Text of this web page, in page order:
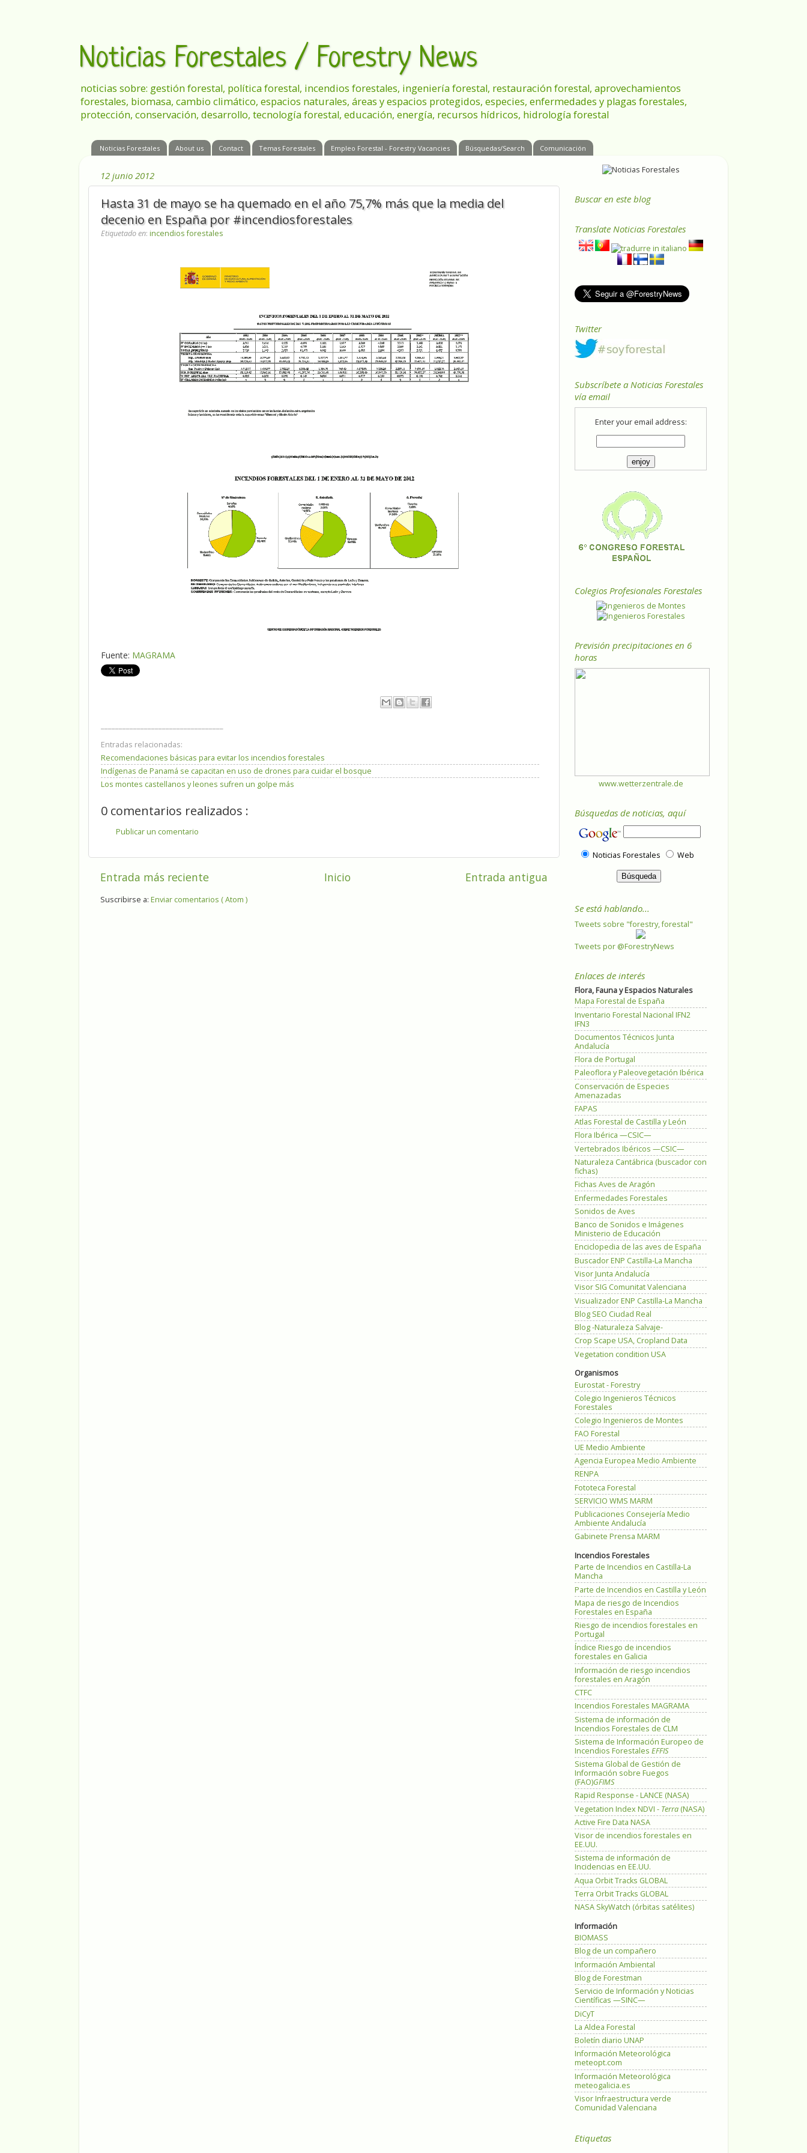
Noticias Forestales / Forestry News
noticias sobre: gestión forestal, política forestal, incendios forestales, ingeniería forestal, restauración forestal, aprovechamientos
forestales, biomasa, cambio climático, espacios naturales, áreas y espacios protegidos, especies, enfermedades y plagas forestales,
protección, conservación, desarrollo, tecnología forestal, educación, energía, recursos hídricos, hidrología forestal
Noticias Forestales About us Contact Temas Forestales Empleo Forestal - Forestry Vacancies Búsquedas/Search Comunicación
12 junio 2012
Hasta 31 de mayo se ha quemado en el año 75,7% más que la media del
decenio en España por #incendiosforestales
Etiquetado en: incendios forestales
Fuente: MAGRAMA
Entradas relacionadas:
Recomendaciones básicas para evitar los incendios forestales
Indígenas de Panamá se capacitan en uso de drones para cuidar el bosque
Los montes castellanos y leones sufren un golpe más
0 comentarios realizados :
Publicar un comentario
Entrada más reciente Entrada antigua
Inicio
Suscribirse a: Enviar comentarios ( Atom )
Buscar en este blog
Translate Noticias Forestales
Twitter
Subscríbete a Noticias Forestales
vía email
Enter your email address:
Colegios Profesionales Forestales
Previsión precipitaciones en 6
horas
www.wetterzentrale.de
Búsquedas de noticias, aquí
Noticias Forestales Web
Se está hablando...
Tweets sobre "forestry, forestal"
Tweets por @ForestryNews
Enlaces de interés
Flora, Fauna y Espacios Naturales
Mapa Forestal de España
Inventario Forestal Nacional IFN2
IFN3
Documentos Técnicos Junta
Andalucía
Flora de Portugal
Paleoflora y Paleovegetación Ibérica
Conservación de Especies
Amenazadas
FAPAS
Atlas Forestal de Castilla y León
Flora Ibérica —CSIC—
Vertebrados Ibéricos —CSIC—
Naturaleza Cantábrica (buscador con
fichas)
Fichas Aves de Aragón
Enfermedades Forestales
Sonidos de Aves
Banco de Sonidos e Imágenes
Ministerio de Educación
Enciclopedia de las aves de España
Buscador ENP Castilla-La Mancha
Visor Junta Andalucía
Visor SIG Comunitat Valenciana
Visualizador ENP Castilla-La Mancha
Blog SEO Ciudad Real
Blog -Naturaleza Salvaje-
Crop Scape USA, Cropland Data
Vegetation condition USA
Organismos
Eurostat - Forestry
Colegio Ingenieros Técnicos
Forestales
Colegio Ingenieros de Montes
FAO Forestal
UE Medio Ambiente
Agencia Europea Medio Ambiente
RENPA
Fototeca Forestal
SERVICIO WMS MARM
Publicaciones Consejería Medio
Ambiente Andalucía
Gabinete Prensa MARM
Incendios Forestales
Parte de Incendios en Castilla-La
Mancha
Parte de Incendios en Castilla y León
Mapa de riesgo de Incendios
Forestales en España
Riesgo de incendios forestales en
Portugal
Índice Riesgo de incendios
forestales en Galicia
Información de riesgo incendios
forestales en Aragón
CTFC
Incendios Forestales MAGRAMA
Sistema de información de
Incendios Forestales de CLM
Sistema de Información Europeo de
Incendios Forestales EFFIS
Sistema Global de Gestión de
Información sobre Fuegos
(FAO)GFIMS
Rapid Response - LANCE (NASA)
Vegetation Index NDVI - Terra (NASA)
Active Fire Data NASA
Visor de incendios forestales en
EE.UU.
Sistema de información de
Incidencias en EE.UU.
Aqua Orbit Tracks GLOBAL
Terra Orbit Tracks GLOBAL
NASA SkyWatch (órbitas satélites)
Información
BIOMASS
Blog de un compañero
Información Ambiental
Blog de Forestman
Servicio de Información y Noticias
Científicas —SINC—
DiCyT
La Aldea Forestal
Boletín diario UNAP
Información Meteorológica
meteopt.com
Información Meteorológica
meteogalicia.es
Visor Infraestructura verde
Comunidad Valenciana
Etiquetas